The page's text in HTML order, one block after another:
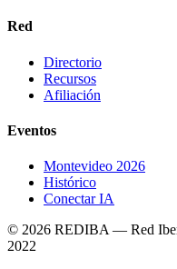
Red
Directorio
Recursos
Afiliación
Eventos
Montevideo 2026
Histórico
Conectar IA
© 2026 REDIBA — Red
2022